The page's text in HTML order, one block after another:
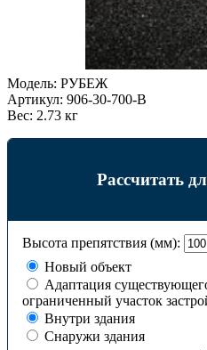
Модель: РУБЕЖ
Артикул: 906-30-700-B
Вес: 2.73 кг
Рассчитать
Высота препятствия (мм):
Новый объект
Адаптация
ограниченный участок
Внутри здания
Снаружи здания